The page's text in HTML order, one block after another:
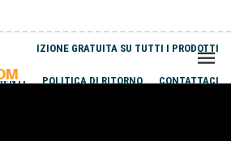
SPEDIZIONE GRATUITA SU TUTTI I PRODOTTI
POLITICA DI RITORNO CONTATTACI